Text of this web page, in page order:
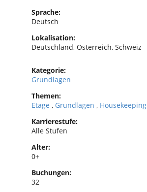
Sprache:
Deutsch
Lokalisation:
Deutschland, Österreich, Schweiz
Kategorie:
Grundlagen
Themen:
Etage , Grundlagen , Housekeeping
Karrierestufe:
Alle Stufen
Alter:
0+
Buchungen:
32